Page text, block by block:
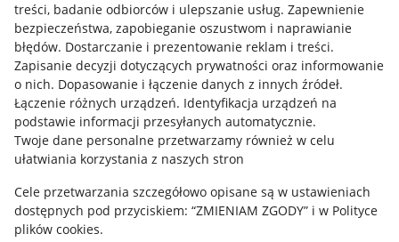
treści, badanie odbiorców i ulepszanie usług. Zapewnienie
bezpieczeństwa, zapobieganie oszustwom i naprawianie
błędów. Dostarczanie i prezentowanie reklam i treści.
Zapisanie decyzji dotyczących prywatności oraz informowanie
o nich. Dopasowanie i łączenie danych z innych źródeł.
Łączenie różnych urządzeń. Identyfikacja urządzeń na
podstawie informacji przesyłanych automatycznie.
Twoje dane personalne przetwarzamy również w celu
ułatwiania korzystania z naszych stron
Cele przetwarzania szczegółowo opisane są w ustawieniach
dostępnych pod przyciskiem: “ZMIENIAM ZGODY” i w Polityce
plików cookies.
Mapa miejscowości
Informacje prawne
Regulamin
Polityka plików "cookies"
Ustawienia plików "cookies"
Udostępnianie lokalizacji
Informacje dla Aktu o Usługach Cyfrowych